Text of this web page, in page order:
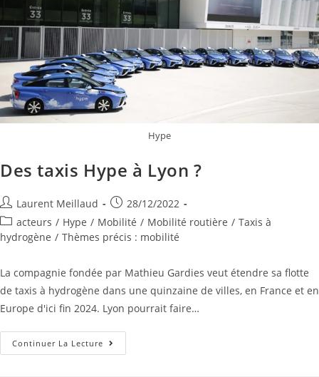
Hype
Des taxis Hype à Lyon ?
Laurent Meillaud
28/12/2022
acteurs / Hype / Mobilité / Mobilité routière / Taxis à
hydrogène / Thèmes précis : mobilité
La compagnie fondée par Mathieu Gardies veut étendre sa flotte
de taxis à hydrogène dans une quinzaine de villes, en France et en
Europe d'ici fin 2024. Lyon pourrait faire…
Continuer La Lecture